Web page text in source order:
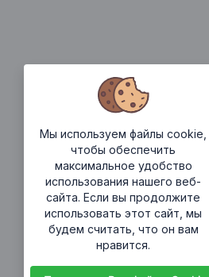
Мы используем файлы cookie,
чтобы обеспечить
максимальное удобство
использования нашего веб-
сайта. Если вы продолжите
использовать этот сайт, мы
будем считать, что он вам
нравится.